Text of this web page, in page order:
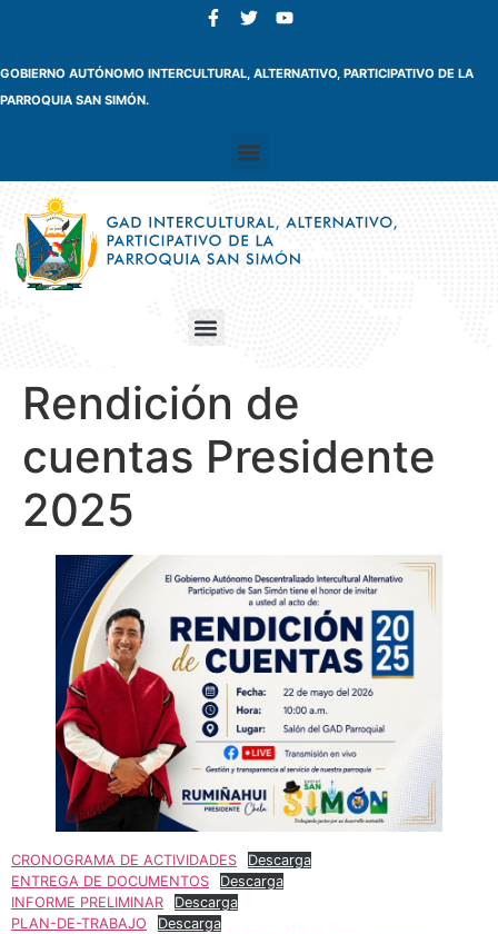
GOBIERNO AUTÓNOMO INTERCULTURAL, ALTERNATIVO, PARTICIPATIVO DE LA
PARROQUIA SAN SIMÓN.
Rendición de
cuentas Presidente
2025
CRONOGRAMA DE ACTIVIDADES
Descarga
ENTREGA DE DOCUMENTOS
Descarga
INFORME PRELIMINAR
Descarga
PLAN-DE-TRABAJO
Descarga